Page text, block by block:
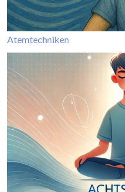
Atemtechniken